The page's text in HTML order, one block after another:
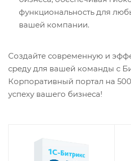
функциональность для
вашей компании.
Создайте современную и
среду для вашей команды с
Корпоративный портал на
успеху вашего бизнеса!